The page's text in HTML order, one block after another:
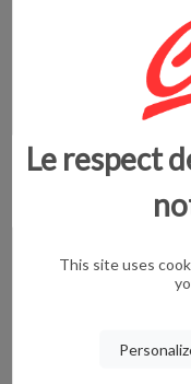
Ce jeudi midi,
Ce lundi midi,
Jean-Baptiste
Le respect
This site uses